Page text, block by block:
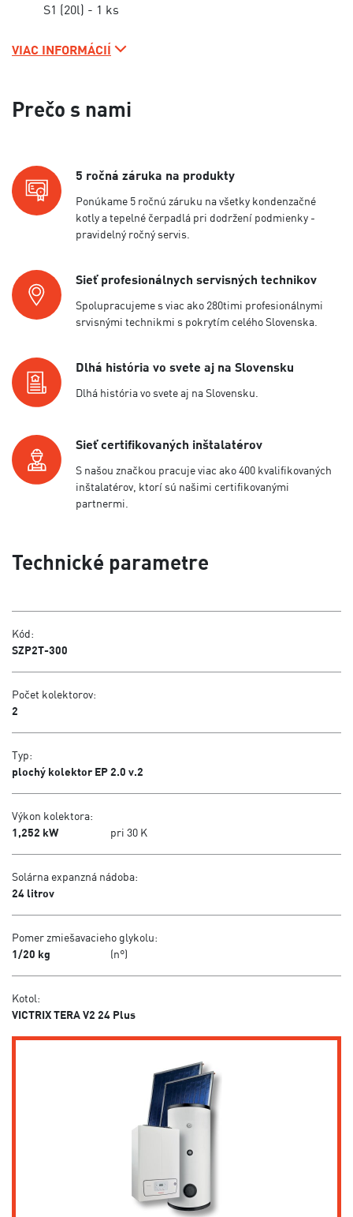
S1 (20l) - 1 ks
VIAC INFORMÁCIÍ
Prečo s nami
5 ročná záruka na produkty
Ponúkame 5 ročnú záruku na všetky kondenzačné
kotly a tepelné čerpadlá pri dodržení podmienky -
pravidelný ročný servis.
Sieť profesionálnych servisných technikov
Spolupracujeme s viac ako 280timi profesionálnymi
srvisnými technikmi s pokrytím celého Slovenska.
Dlhá história vo svete aj na Slovensku
Dlhá história vo svete aj na Slovensku.
Sieť certifikovaných inštalatérov
S našou značkou pracuje viac ako 400 kvalifikovaných
inštalatérov, ktorí sú našimi certifikovanými
partnermi.
Technické parametre
Kód:
SZP2T-300
Počet kolektorov:
2
Typ:
plochý kolektor EP 2.0 v.2
Výkon kolektora:
1,252 kW
pri 30 K
Solárna expanzná nádoba:
24 litrov
Pomer zmiešavacieho glykolu:
1/20 kg
(n°)
Kotol:
VICTRIX TERA V2 24 Plus